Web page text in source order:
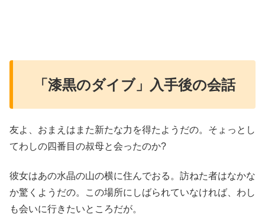
「漆黒のダイブ」入手後の会話
友よ、おまえはまた新たな力を得たようだの。そょっとし
てわしの四番目の叔母と会ったのか?
彼女はあの水晶の山の横に住んでおる。訪ねた者はなかな
か驚くようだの。この場所にしばられていなければ、わし
も会いに行きたいところだが。